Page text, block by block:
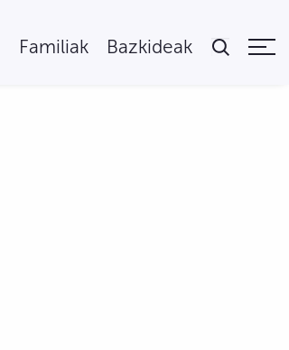
Familiak Bazkideak